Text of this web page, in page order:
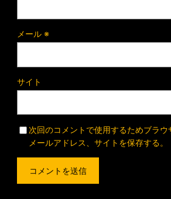
メール ※
サイト
次回のコメントで使用するためブラウ
メールアドレス、サイトを保存する。